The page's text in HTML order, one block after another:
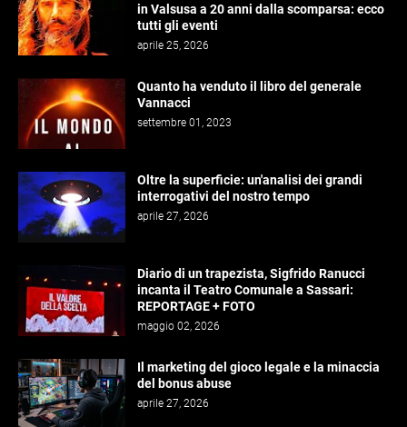
in Valsusa a 20 anni dalla scomparsa: ecco
tutti gli eventi
aprile 25, 2026
Quanto ha venduto il libro del generale
Vannacci
settembre 01, 2023
Oltre la superficie: un'analisi dei grandi
interrogativi del nostro tempo
aprile 27, 2026
Diario di un trapezista, Sigfrido Ranucci
incanta il Teatro Comunale a Sassari:
REPORTAGE + FOTO
maggio 02, 2026
Il marketing del gioco legale e la minaccia
del bonus abuse
aprile 27, 2026